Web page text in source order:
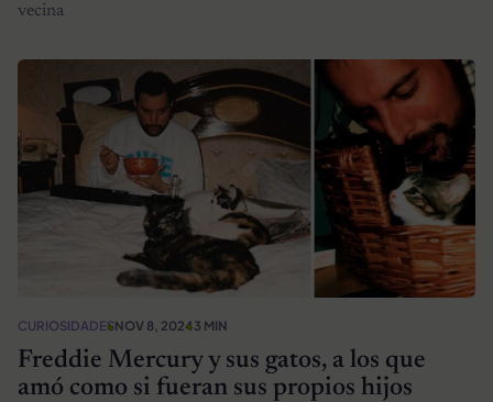
vecina
CURIOSIDADESNOV 8, 20243 MIN
Freddie Mercury y sus gatos, a los que
amó como si fueran sus propios hijos